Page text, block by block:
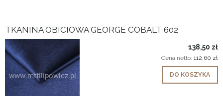
TKANINA OBICIOWA GEORGE COBALT 602
138,50 zł
Cena netto: 112,60 zł
DO KOSZYKA